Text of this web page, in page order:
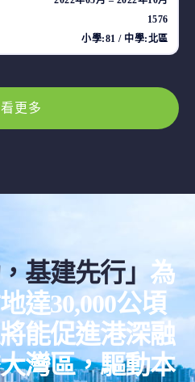
1576
小學:81 / 中學:北區
更多
基建先行」 為
達30,000公頃
能促進港深融
灣區，驅動本